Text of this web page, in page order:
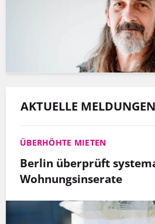
AKTUELLE MELDUNGEN
ÜBERHÖHTE MIETEN
Berlin überprüft
Wohnungsinserate